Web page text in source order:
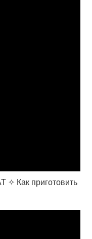
Как приготовить